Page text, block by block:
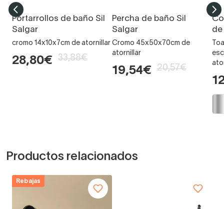
Portarrollos de baño Sil
Salgar
cromo 14x10x7cm de atornillar
28,80€ 33,88€
Percha de baño Sil
Salgar
Cromo 45x50x70cm de
atornillar
19,54€ 20,57€
de
Productos relacionados
Rebajas